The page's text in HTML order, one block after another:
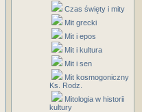
Czas święty i mity
Mit grecki
Mit i epos
Mit i kultura
Mit i sen
Mit kosmogoniczny
Ks. Rodz.
Mitologia w historii
kultury